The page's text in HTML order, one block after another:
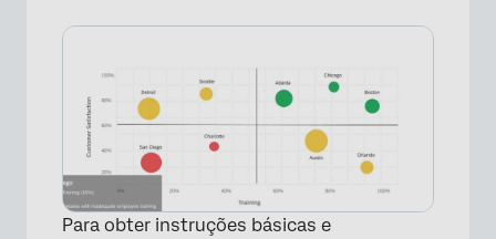
Para obter instruções básicas e